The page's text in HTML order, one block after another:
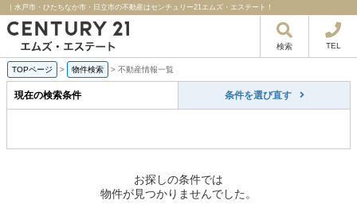
｜水戸市・ひたちなか市・日立市の不動産はセンチュリー21エムズ・エステート！
検索 TEL
TOPページ > 物件検索 > 不動産情報一覧
現在の検索条件 条件を選び直す
お探しの条件では
物件が見つかりませんでした。